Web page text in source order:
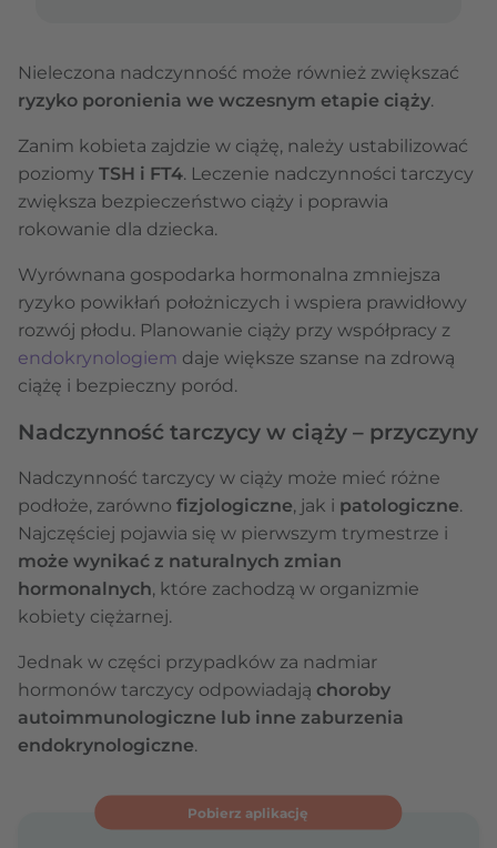
Nieleczona nadczynność może również zwiększać
ryzyko poronienia we wczesnym etapie ciąży.
Zanim kobieta zajdzie w ciążę, należy ustabilizować
poziomy TSH i FT4. Leczenie nadczynności tarczycy
zwiększa bezpieczeństwo ciąży i poprawia
rokowanie dla dziecka.
Wyrównana gospodarka hormonalna zmniejsza
ryzyko powikłań położniczych i wspiera prawidłowy
rozwój płodu. Planowanie ciąży przy współpracy z
endokrynologiem daje większe szanse na zdrową
ciążę i bezpieczny poród.
Nadczynność tarczycy w ciąży – przyczyny
Nadczynność tarczycy w ciąży może mieć różne
podłoże, zarówno fizjologiczne, jak i patologiczne.
Najczęściej pojawia się w pierwszym trymestrze i
może wynikać z naturalnych zmian
hormonalnych, które zachodzą w organizmie
kobiety ciężarnej.
Jednak w części przypadków za nadmiar
hormonów tarczycy odpowiadają choroby
autoimmunologiczne lub inne zaburzenia
endokrynologiczne.
Pobierz aplikację